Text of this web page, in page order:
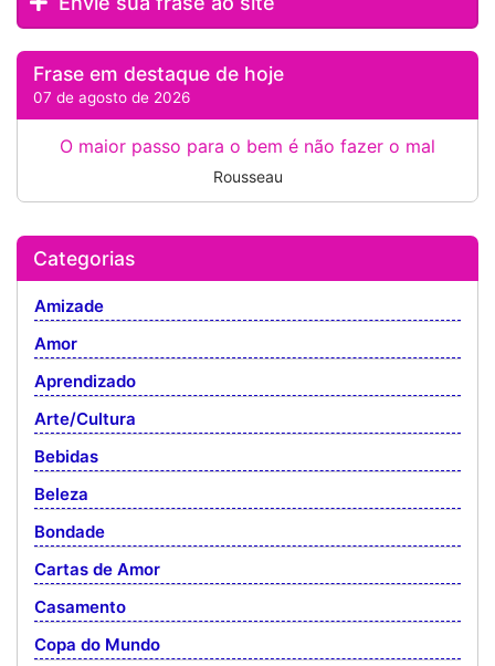
Frase em destaque de hoje
07 de agosto de 2026
O maior passo para o bem é não fazer o mal
Rousseau
Categorias
Amizade
Amor
Aprendizado
Arte/Cultura
Bebidas
Beleza
Bondade
Cartas de Amor
Casamento
Copa do Mundo